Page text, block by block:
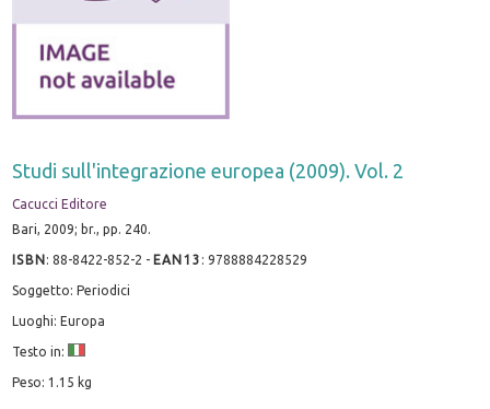
Studi sull'integrazione europea (2009). Vol. 2
Cacucci Editore
Bari, 2009; br., pp. 240.
ISBN:88-8422-852-2 - EAN13 :9788884228529
Soggetto: Periodici
Luoghi: Europa
Testo in:
Peso: 1.15 kg
comunque cancellarti quando desideri.